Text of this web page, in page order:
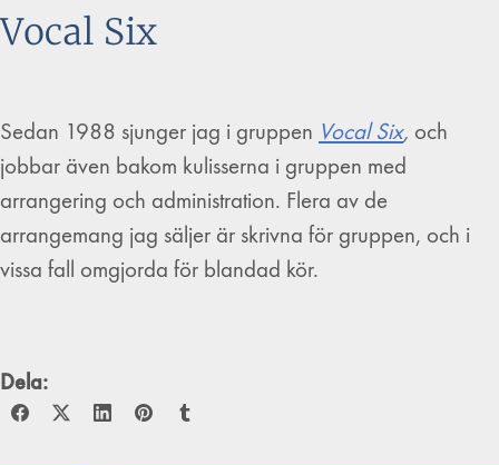
Vocal Six
Sedan 1988 sjunger jag i gruppen Vocal Six, och
jobbar även bakom kulisserna i gruppen med
arrangering och administration. Flera av de
arrangemang jag säljer är skrivna för gruppen, och i
vissa fall omgjorda för blandad kör.
Dela: